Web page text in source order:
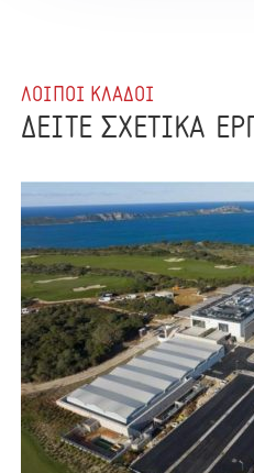
ΛΟΙΠΟΙ ΚΛΑΔΟΙ
ΔΕΙΤΕ ΣΧΕΤΙΚΑ